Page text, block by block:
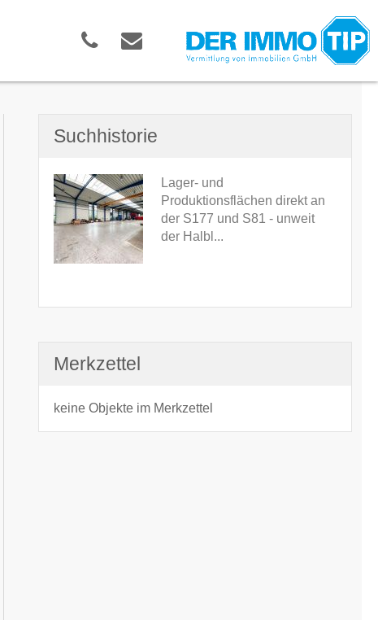
Suchhistorie
Lager- und
Produktionsflächen direkt an
der S177 und S81 - unweit
der Halbl...
Merkzettel
keine Objekte im Merkzettel